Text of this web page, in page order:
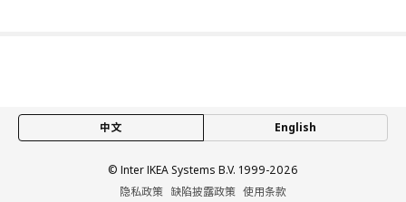
中文 English
© Inter IKEA Systems B.V. 1999-2026
隐私政策 缺陷披露政策 使用条款